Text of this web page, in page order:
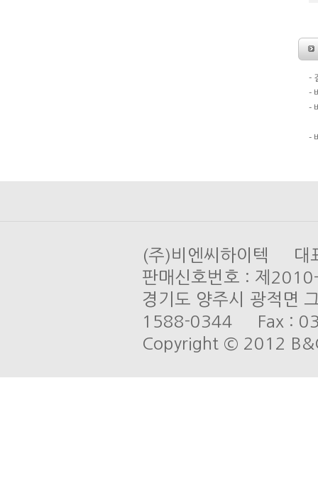
-
-
-
-
(주)비엔씨하이텍
판매신호번호 : 제
경기도 양주시 광적
1588-0344 Fax :
Copyright © 2012